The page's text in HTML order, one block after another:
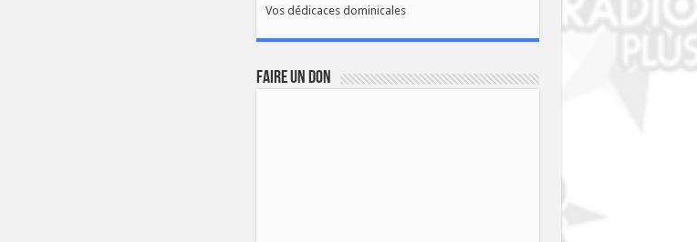
Vos dédicaces dominicales
FAIRE UN DON